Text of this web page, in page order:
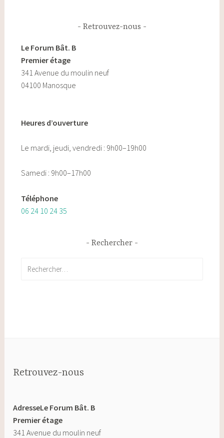
Retrouvez-nous
Le Forum Bât. B
Premier étage
341 Avenue du moulin neuf
04100 Manosque
Heures d’ouverture
Le mardi, jeudi, vendredi : 9h00–19h00
Samedi : 9h00–17h00
Téléphone
06 24 10 24 35
Rechercher
Retrouvez-nous
AdresseLe Forum Bât. B
Premier étage
341 Avenue du moulin neuf